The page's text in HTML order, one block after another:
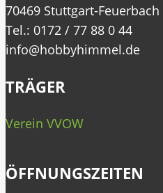
70469 Stuttgart-Feuerbach
Tel.: 0172 / 77 88 0 44
info@hobbyhimmel.de
TRÄGER
Verein VVOW
ÖFFNUNGSZEITEN